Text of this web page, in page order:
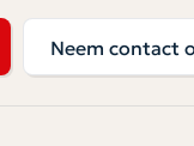
Neem contact